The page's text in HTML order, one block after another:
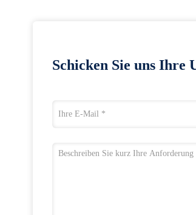
Schicken Sie uns Ihre